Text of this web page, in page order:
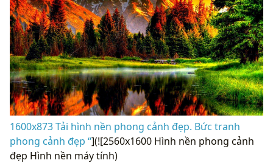
1600x873 Tải hình nền phong cảnh đẹp. Bức tranh
phong cảnh đẹp “](![2560x1600 Hình nền phong cảnh
đẹp Hình nền máy tính)